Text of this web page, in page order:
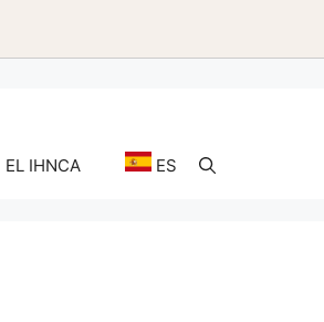
EL IHNCA ES